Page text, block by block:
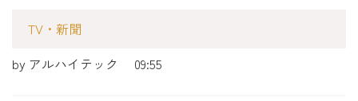
TV・新聞
by アルハイテック 09:55